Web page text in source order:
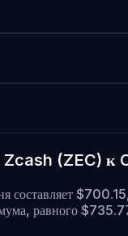
(ZEC) к
составляет
равного